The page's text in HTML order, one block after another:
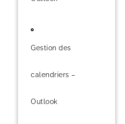
Gestion des
calendriers –
Outlook